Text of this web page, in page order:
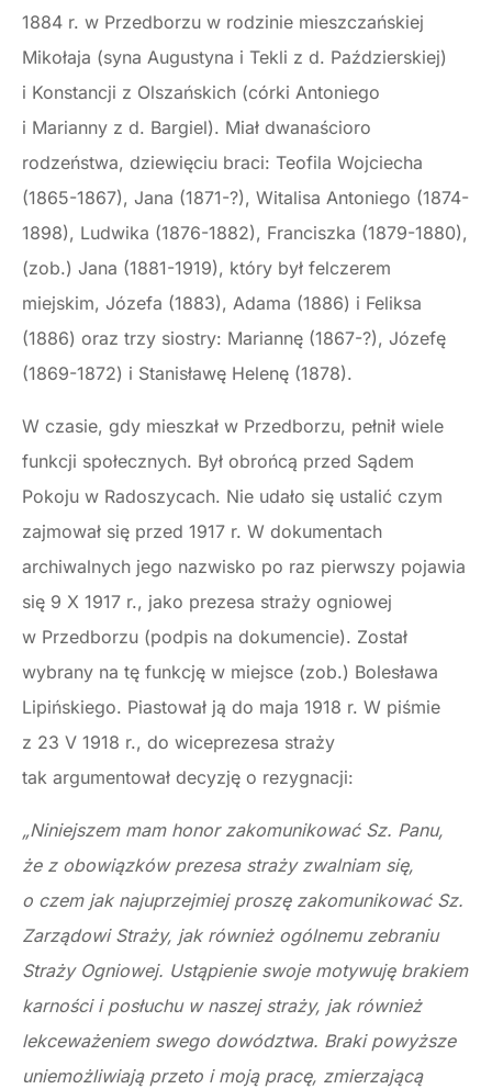
1884 r. w Przedborzu w rodzinie mieszczańskiej
Mikołaja (syna Augustyna i Tekli z d. Paździerskiej)
i Konstancji z Olszańskich (córki Antoniego
i Marianny z d. Bargiel). Miał dwanaścioro
rodzeństwa, dziewięciu braci: Teofila Wojciecha
(1865-1867), Jana (1871-?), Witalisa Antoniego (1874-
1898), Ludwika (1876-1882), Franciszka (1879-1880),
(zob.) Jana (1881-1919), który był felczerem
miejskim, Józefa (1883), Adama (1886) i Feliksa
(1886) oraz trzy siostry: Mariannę (1867-?), Józefę
(1869-1872) i Stanisławę Helenę (1878).
W czasie, gdy mieszkał w Przedborzu, pełnił wiele
funkcji społecznych. Był obrońcą przed Sądem
Pokoju w Radoszycach. Nie udało się ustalić czym
zajmował się przed 1917 r. W dokumentach
archiwalnych jego nazwisko po raz pierwszy pojawia
się 9 X 1917 r., jako prezesa straży ogniowej
w Przedborzu (podpis na dokumencie). Został
wybrany na tę funkcję w miejsce (zob.) Bolesława
Lipińskiego. Piastował ją do maja 1918 r. W piśmie
z 23 V 1918 r., do wiceprezesa straży
tak argumentował decyzję o rezygnacji:
„Niniejszem mam honor zakomunikować Sz. Panu,
że z obowiązków prezesa straży zwalniam się,
o czem jak najuprzejmiej proszę zakomunikować Sz.
Zarządowi Straży, jak również ogólnemu zebraniu
Straży Ogniowej. Ustąpienie swoje motywuję brakiem
karności i posłuchu w naszej straży, jak również
lekceważeniem swego dowództwa. Braki powyższe
uniemożliwiają przeto i moją pracę, zmierzającą